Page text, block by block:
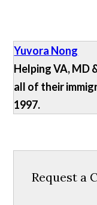
Yuvora Nong
Helping VA, MD
all of their
1997.
Request a